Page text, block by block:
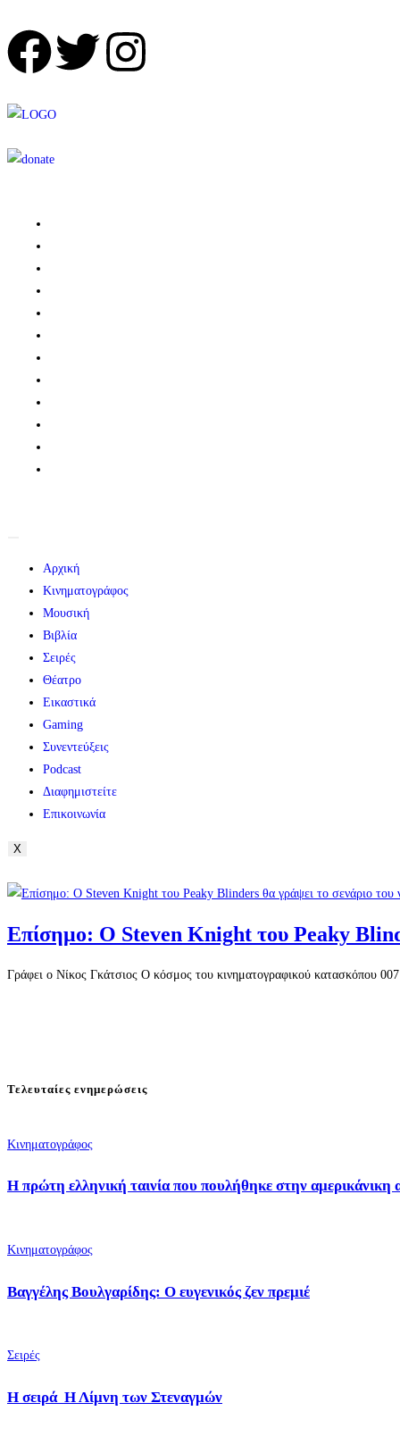
Αρχική
Κινηματογράφος
Μουσική
Βιβλία
Σειρές
Θέατρο
Εικαστικά
Gaming
Συνεντεύξεις
Podcast
Διαφημιστείτε
Επικοινωνία
X
Επίσημο: Ο Steven Knight του Peaky
Γράφει ο Νίκος Γκάτσιος Ο κόσμος του κινηματογραφικού κατασκόπου
Τελευταίες ενημερώσεις
Κινηματογράφος
Η πρώτη ελληνική ταινία που πουλήθηκε στην αμερικάνικη
Κινηματογράφος
Βαγγέλης Βουλγαρίδης: Ο ευγενικός ζεν πρεμιέ
Σειρές
Η σειρά Η Λίμνη των Στεναγμών